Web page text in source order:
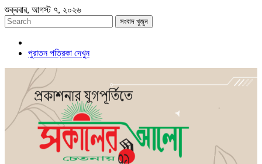
শুক্রবার, আগস্ট ৭, ২০২৬
সংবাদ খুজুন
পুরাতন পত্রিকা দেখুন